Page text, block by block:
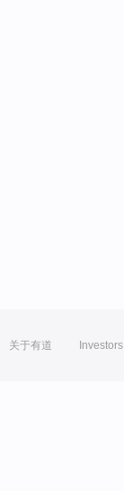
关于有道 Investors